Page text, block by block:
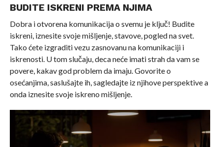
BUDITE ISKRENI PREMA NJIMA
Dobra i otvorena komunikacija o svemu je ključ! Budite
iskreni, iznesite svoje mišljenje, stavove, pogled na svet.
Tako ćete izgraditi vezu zasnovanu na komunikaciji i
iskrenosti. U tom slučaju, deca neće imati strah da vam se
povere, kakav god problem da imaju. Govorite o
osećanjima, saslušajte ih, sagledajte iz njihove perspektive a
onda iznesite svoje iskreno mišljenje.